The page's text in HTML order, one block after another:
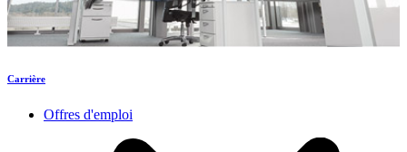
Carrière
Offres d'emploi